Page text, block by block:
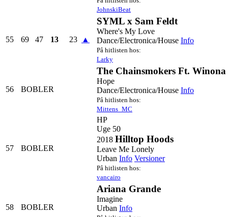
JohnskiBeat
55 69 47 13 23 ▲
SYML x Sam Feldt
Where's My Love
Dance/Electronica/House Info
På hitlisten hos:
Larky
56 BOBLER
The Chainsmokers Ft.
Hope
Dance/Electronica/House Info
På hitlisten hos:
Mittens_MC
57 BOBLER
HP
Uge 50
2018 Hilltop Hoods
Leave Me Lonely
Urban Info Versioner
På hitlisten hos:
vancairo
58 BOBLER
Ariana Grande
Imagine
Urban Info